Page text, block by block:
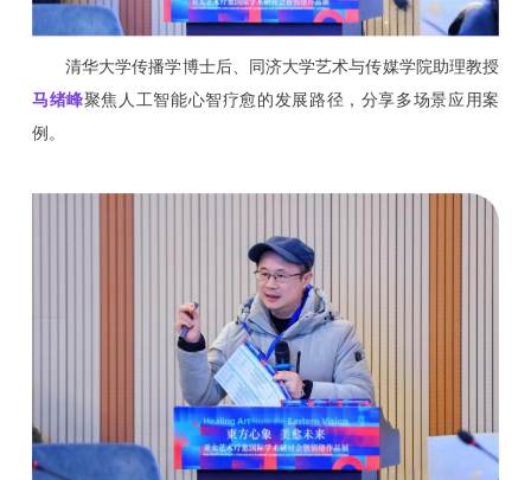
清华大学传播学博士后、同济大学艺术与传媒学院助理教授
马绪峰聚焦人工智能心智疗愈的发展路径，分享多场景应用案
例。